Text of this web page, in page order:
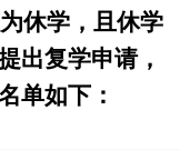
休学，且休学
出复学申请，
单如下：